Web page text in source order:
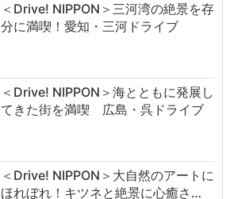
＜Drive! NIPPON＞三河湾の絶景を存
分に満喫！愛知・三河ドライブ
＜Drive! NIPPON＞海とともに発展し
てきた街を満喫 広島・呉ドライブ
＜Drive! NIPPON＞大自然のアートに
ほれぼれ！キツネと絶景に心癒さ…